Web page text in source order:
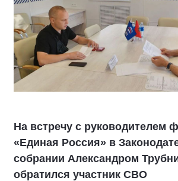
На встречу с руководителем
«Единая Россия» в
собрании Александром
обратился участник СВО